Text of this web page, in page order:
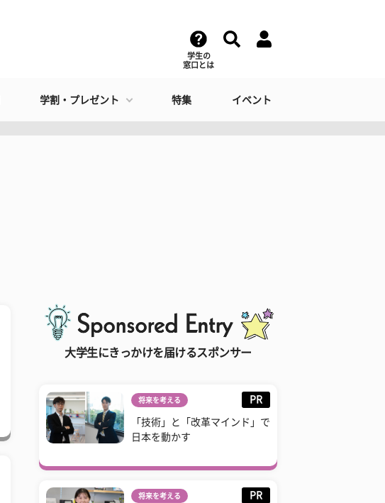
学生の
窓口とは
学割・プレゼント 特集 イベント
大学生にきっかけを届けるスポンサー
将来を考える PR
「技術」と「改革マインド」で
日本を動かす
将来を考える PR